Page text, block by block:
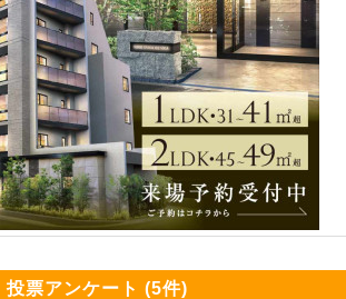
投票アンケート (5件)